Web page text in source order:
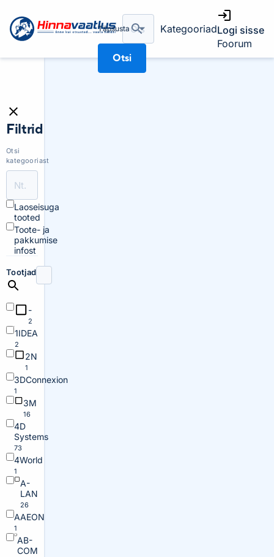
Täpsusta
Otsi
KategooriadLogi sisse
Foorum
Filtrid
Otsi
kategooriast
Laoseisuga
tooted
Toote- ja
pakkumise
infost
Tootjad
-
2
1IDEA
2
2N
1
3DConnexion
1
3M
16
4D
Systems
73
4World
1
A-
LAN
26
AAEON
1
AB-
COM